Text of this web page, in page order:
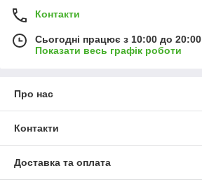
Контакти
Сьогодні працює з 10:00 до 20:00
Показати весь графік роботи
Про нас
Контакти
Доставка та оплата